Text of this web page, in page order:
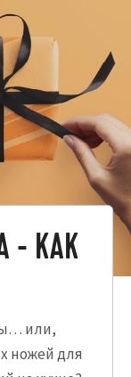
- КАК
или,
ножей для